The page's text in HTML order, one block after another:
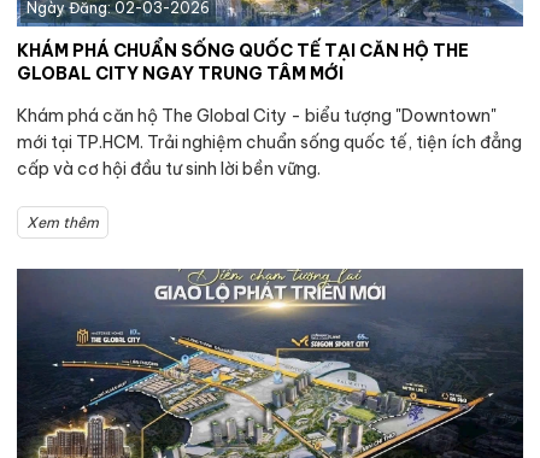
Ngày Đăng: 02-03-2026
KHÁM PHÁ CHUẨN SỐNG QUỐC TẾ TẠI CĂN HỘ THE
GLOBAL CITY NGAY TRUNG TÂM MỚI
Khám phá căn hộ The Global City - biểu tượng "Downtown"
mới tại TP.HCM. Trải nghiệm chuẩn sống quốc tế, tiện ích đẳng
cấp và cơ hội đầu tư sinh lời bền vững.
Xem thêm